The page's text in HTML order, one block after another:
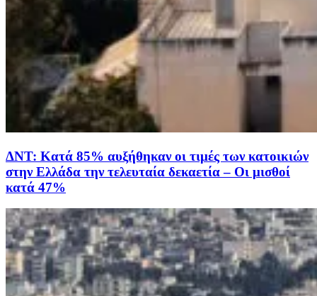
ΔΝΤ: Κατά 85% αυξήθηκαν οι τιμές των κατοικιών
στην Ελλάδα την τελευταία δεκαετία – Οι μισθοί
κατά 47%